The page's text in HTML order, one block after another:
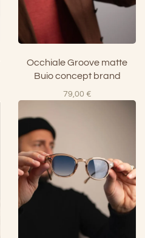
Occhiale Groove matte
Buio concept brand
79,00 €